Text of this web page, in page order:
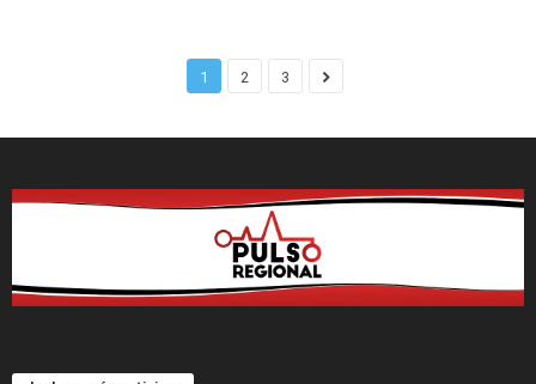
1 2 3